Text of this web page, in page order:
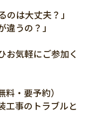
のは大丈夫？」
違うの？」
お気軽にご参加く
・要予約）
工事のトラブルと